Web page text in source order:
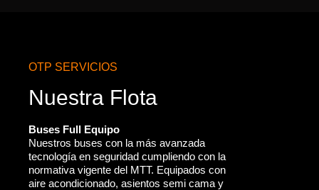
OTP SERVICIOS
Nuestra Flota
Buses Full Equipo
Nuestros buses con la más avanzada
tecnología en seguridad cumpliendo con la
normativa vigente del MTT. Equipados con
aire acondicionado, asientos semi cama y